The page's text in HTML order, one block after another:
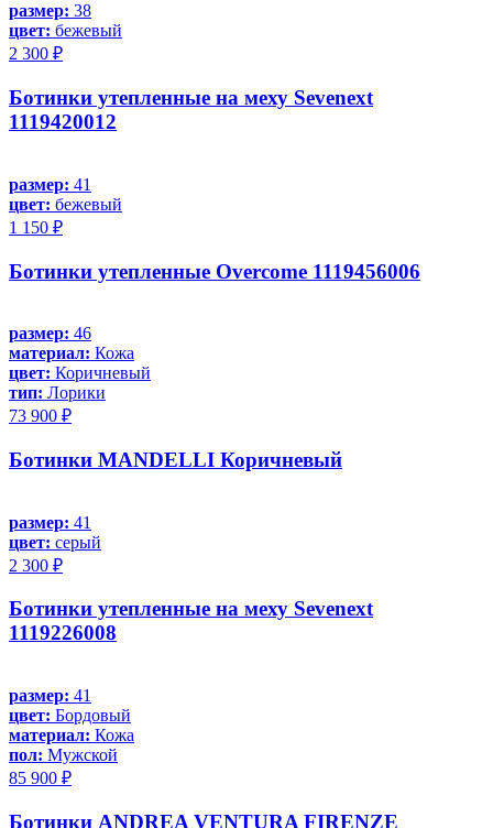
размер: 38
цвет: бежевый
2 300 ₽
Ботинки утепленные на меху Sevenext
1119420012
размер: 41
цвет: бежевый
1 150 ₽
Ботинки утепленные Overcome 1119456006
размер: 46
материал: Кожа
цвет: Коричневый
тип: Лорики
73 900 ₽
Ботинки MANDELLI Коричневый
размер: 41
цвет: серый
2 300 ₽
Ботинки утепленные на меху Sevenext
1119226008
размер: 41
цвет: Бордовый
материал: Кожа
пол: Мужской
85 900 ₽
Ботинки ANDREA VENTURA FIRENZE